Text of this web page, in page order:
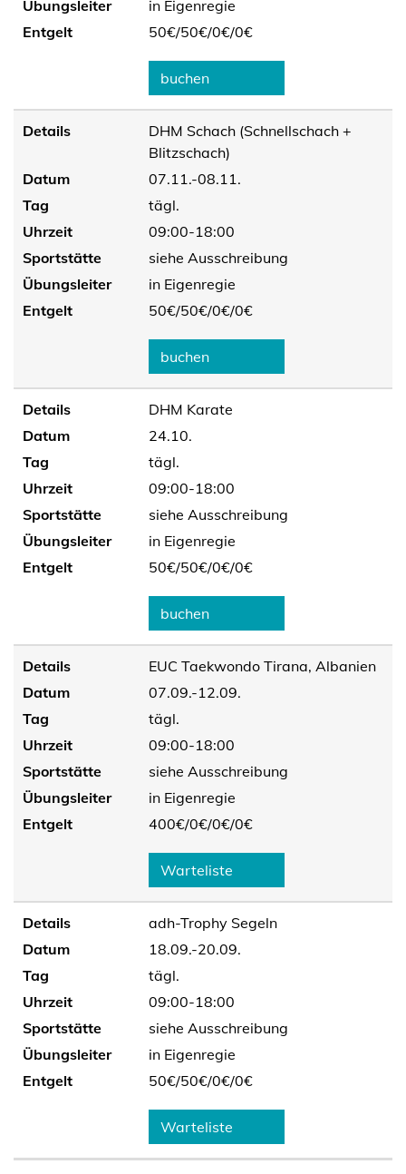
Übungsleiter
in Eigenregie
Entgelt
50€/50€/0€/0€
buchen
Details
DHM Schach (Schnellschach +
Blitzschach)
Datum
07.11.-08.11.
Tag
tägl.
Uhrzeit
09:00-18:00
Sportstätte
siehe Ausschreibung
Übungsleiter
in Eigenregie
Entgelt
50€/50€/0€/0€
buchen
Details
DHM Karate
Datum
24.10.
Tag
tägl.
Uhrzeit
09:00-18:00
Sportstätte
siehe Ausschreibung
Übungsleiter
in Eigenregie
Entgelt
50€/50€/0€/0€
buchen
Details
EUC Taekwondo Tirana, Albanien
Datum
07.09.-12.09.
Tag
tägl.
Uhrzeit
09:00-18:00
Sportstätte
siehe Ausschreibung
Übungsleiter
in Eigenregie
Entgelt
400€/0€/0€/0€
Warteliste
Details
adh-Trophy Segeln
Datum
18.09.-20.09.
Tag
tägl.
Uhrzeit
09:00-18:00
Sportstätte
siehe Ausschreibung
Übungsleiter
in Eigenregie
Entgelt
50€/50€/0€/0€
Warteliste